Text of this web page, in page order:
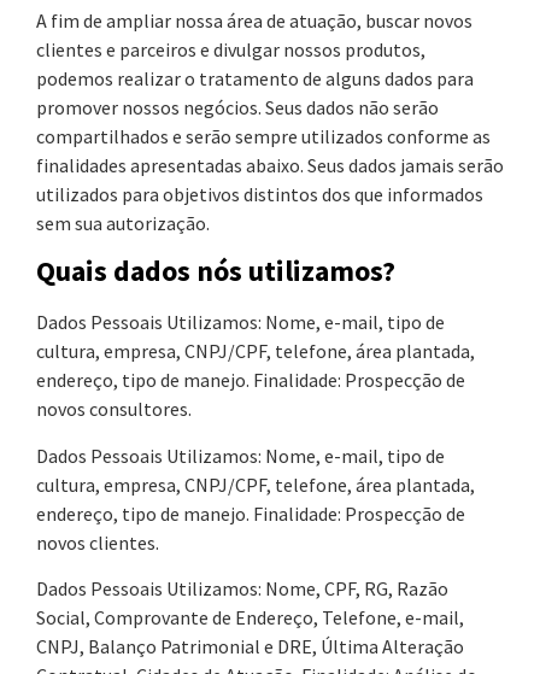
A fim de ampliar nossa área de atuação, buscar novos
clientes e parceiros e divulgar nossos produtos,
podemos realizar o tratamento de alguns dados para
promover nossos negócios. Seus dados não serão
compartilhados e serão sempre utilizados conforme as
finalidades apresentadas abaixo. Seus dados jamais serão
utilizados para objetivos distintos dos que informados
sem sua autorização.
Quais dados nós utilizamos?
Dados Pessoais Utilizamos: Nome, e-mail, tipo de
cultura, empresa, CNPJ/CPF, telefone, área plantada,
endereço, tipo de manejo. Finalidade: Prospecção de
novos consultores.
Dados Pessoais Utilizamos: Nome, e-mail, tipo de
cultura, empresa, CNPJ/CPF, telefone, área plantada,
endereço, tipo de manejo. Finalidade: Prospecção de
novos clientes.
Dados Pessoais Utilizamos: Nome, CPF, RG, Razão
Social, Comprovante de Endereço, Telefone, e-mail,
CNPJ, Balanço Patrimonial e DRE, Última Alteração